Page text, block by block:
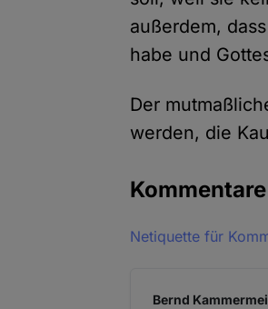
außerdem,
habe und
Der
werden, die
Kommentare
Netiquette für
Bernd